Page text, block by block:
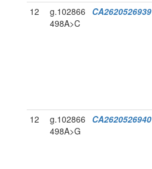
12
g.102866
498A>C
CA2620526939
12
g.102866
498A>G
CA2620526940